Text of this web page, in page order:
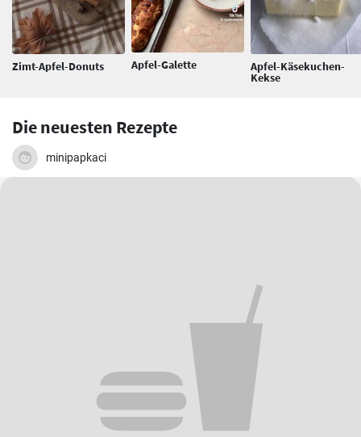
Zimt-Apfel-Donuts Apfel-Galette Apfel-Käsekuchen-
Kekse
Die neuesten Rezepte
minipapkaci